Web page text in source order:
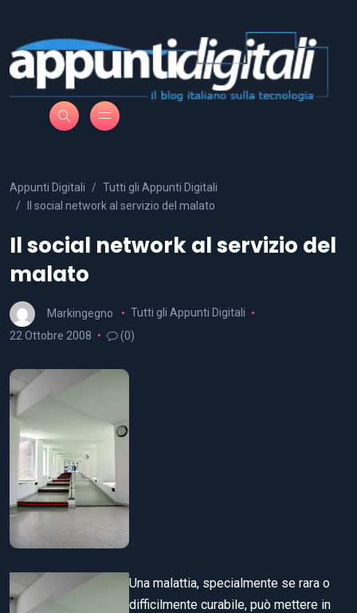
Appunti Digitali
Tutti gli Appunti Digitali
Il social network al servizio del malato
Il social network al servizio del
malato
Markingegno
Tutti gli Appunti Digitali
22 Ottobre 2008
(0)
Una malattia, specialmente se rara o
difficilmente curabile, può mettere in